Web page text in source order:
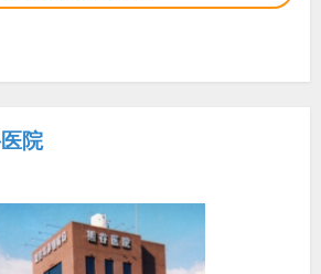
院